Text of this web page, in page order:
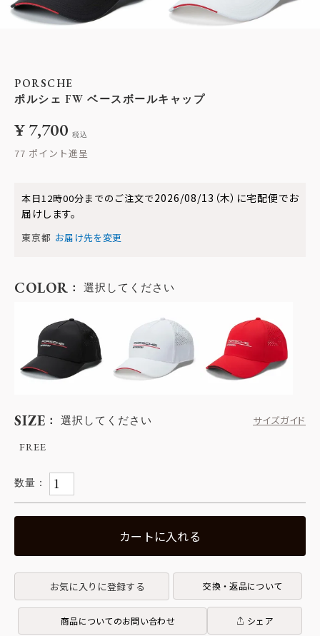
PORSCHE
ポルシェ FW ベースボールキャップ
¥7,700 税込
77
本日12時00分までのご注文で2026/08/13（木） に宅配便でお
届けします。
東京都 お届け先を変更
SIZE 選択してください
サイズガイド
FREE
COLOR 選択してください
カートに入れる
お気に入りに登録する 交換・返品について
商品についてのお問い合わせ シェア